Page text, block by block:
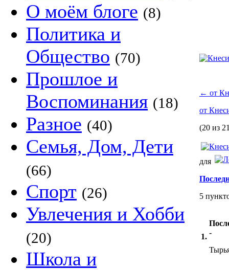
О моём блоге (8)
Политика и
Общество (70)
Прошлое и
Воспоминания (18)
Разное (40)
Семья, Дом, Дети
(66)
Спорт (26)
Увлечения и Хобби
(20)
Школа и
← от
от
(20 из
для
5
1. -